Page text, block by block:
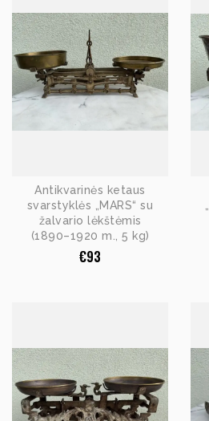
Antikvarinės ketaus
svarstyklės „MARS“ su
žalvario lėkštėmis
(1890–1920 m., 5 kg)
€93